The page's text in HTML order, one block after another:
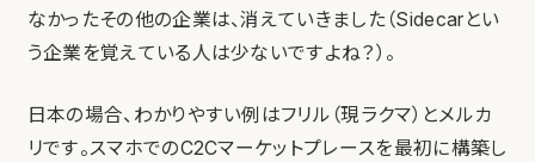
なかったその他の企業は、消えていきました（Sidecarとい
う企業を覚えている人は少ないですよね？）。
日本の場合、わかりやすい例はフリル（現ラクマ）とメルカ
リです。スマホでのC2Cマーケットプレースを最初に構築し